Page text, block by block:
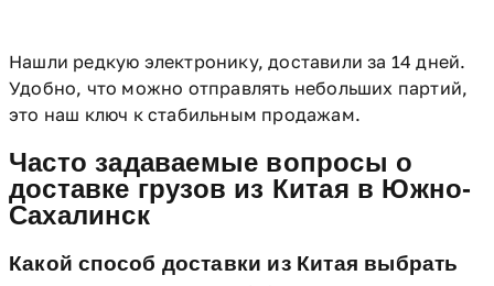
Нашли редкую электронику, доставили за 14 дней.
Удобно, что можно отправлять небольших партий,
это наш ключ к стабильным продажам.
Часто задаваемые вопросы о
доставке грузов из Китая в Южно-
Сахалинск
Какой способ доставки из Китая выбрать